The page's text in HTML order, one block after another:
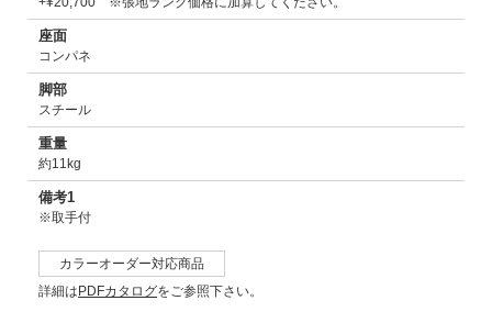
座面
コンパネ
脚部
スチール
重量
約11kg
備考1
※取手付
カラーオーダー対応商品
詳細はPDFカタログをご参照下さい。